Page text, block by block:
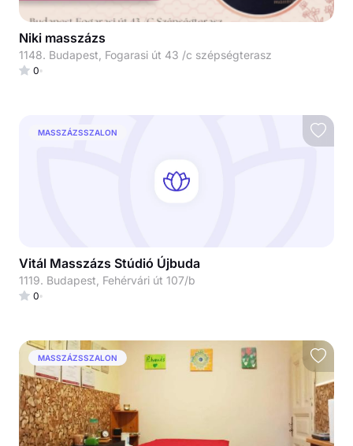
Niki masszázs
1148. Budapest, Fogarasi út 43 /c szépségterasz
0
MASSZÁZSSZALON
Vitál Masszázs Stúdió Újbuda
1119. Budapest, Fehérvári út 107/b
0
MASSZÁZSSZALON